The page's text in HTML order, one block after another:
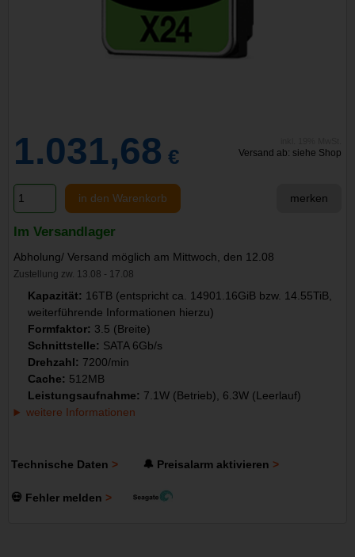
1.031,68 € Versand ab: siehe Shop
in den Warenkorb merken
Im Versandlager
Abholung/ Versand möglich am Mittwoch, den 12.08
Zustellung zw. 13.08 - 17.08
Kapazität: 16TB (entspricht ca. 14901.16GiB bzw. 14.55TiB,
weiterführende Informationen hierzu)
Formfaktor: 3.5 (Breite)
Schnittstelle: SATA 6Gb/s
Drehzahl: 7200/min
Cache: 512MB
Leistungsaufnahme: 7.1W (Betrieb), 6.3W (Leerlauf)
weitere Informationen
Technische Daten 🔔 Preisalarm aktivieren
💀 Fehler melden